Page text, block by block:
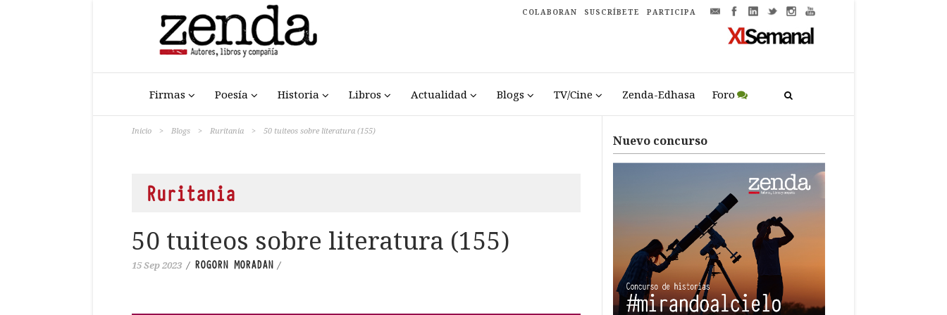
COLABORAN SUSCRÍBETE PARTICIPA
Firmas Poesía Historia Libros Actualidad Blogs TV/Cine Zenda-Edhasa Foro
Inicio > Blogs > Ruritania > 50 tuiteos sobre literatura (155)
Ruritania
50 tuiteos sobre literatura (155)
15 Sep 2023 / ROGORN MORADAN /
Nuevo concurso